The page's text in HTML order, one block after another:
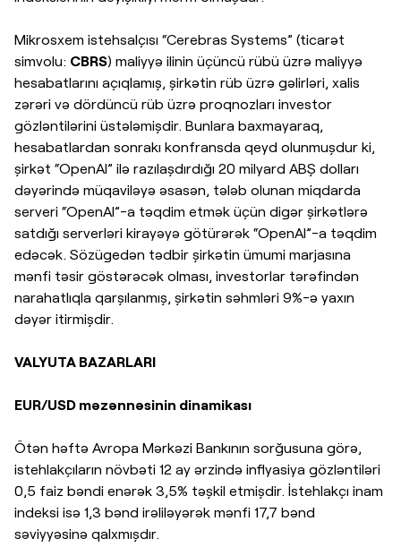
Mikrosxem istehsalçısı “Cerebras Systems” (ticarət
simvolu: CBRS) maliyyə ilinin üçüncü rübü üzrə maliyyə
hesabatlarını açıqlamış, şirkətin rüb üzrə gəlirləri, xalis
zərəri və dördüncü rüb üzrə proqnozları investor
gözləntilərini üstələmişdir. Bunlara baxmayaraq,
hesabatlardan sonrakı konfransda qeyd olunmuşdur ki,
şirkət “OpenAI” ilə razılaşdırdığı 20 milyard ABŞ dolları
dəyərində müqaviləyə əsasən, tələb olunan miqdarda
serveri “OpenAI”-a təqdim etmək üçün digər şirkətlərə
satdığı serverləri kirayəyə götürərək “OpenAI”-a təqdim
edəcək. Sözügedən tədbir şirkətin ümumi marjasına
mənfi təsir göstərəcək olması, investorlar tərəfindən
narahatlıqla qarşılanmış, şirkətin səhmləri 9%-ə yaxın
dəyər itirmişdir.
VALYUTA BAZARLARI
EUR/USD məzənnəsinin dinamikası
Ötən həftə Avropa Mərkəzi Bankının sorğusuna görə,
istehlakçıların növbəti 12 ay ərzində inflyasiya gözləntiləri
0,5 faiz bəndi enərək 3,5% təşkil etmişdir. İstehlakçı inam
indeksi isə 1,3 bənd irəliləyərək mənfi 17,7 bənd
səviyyəsinə qalxmışdır.